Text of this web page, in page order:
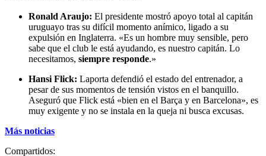
Ronald Araujo: El presidente mostró apoyo total al capitán
uruguayo tras su difícil momento anímico, ligado a su
expulsión en Inglaterra. «Es un hombre muy sensible, pero
sabe que el club le está ayudando, es nuestro capitán. Lo
necesitamos, siempre responde.»
Hansi Flick: Laporta defendió el estado del entrenador, a
pesar de sus momentos de tensión vistos en el banquillo.
Aseguró que Flick está «bien en el Barça y en Barcelona», es
muy exigente y no se instala en la queja ni busca excusas.
Más noticias
Compartidos: